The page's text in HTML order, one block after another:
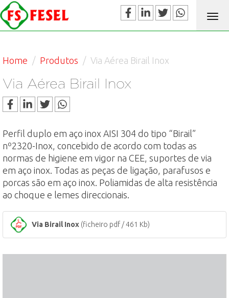
Home Produtos Via Aérea Birail Inox
Via Aérea Birail Inox
Perfil duplo em aço inox AISI 304 do tipo “Birail”
nº2320-Inox, concebido de acordo com todas as
normas de higiene em vigor na CEE, suportes de via
em aço inox. Todas as peças de ligação, parafusos e
porcas são em aço inox. Poliamidas de alta resistência
ao choque e lemes direccionais.
Via Birail Inox (ficheiro pdf / 461 Kb)